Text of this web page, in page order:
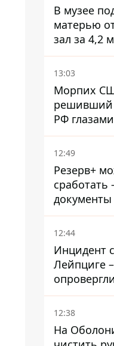
В музее
матерью
зал за 4,2
13:03
Морпих
решивший
РФ
при
его пытали
12:49
Резерв+
сработать
попасть в
12:44
Инцидент
Лейпциге
оружие и
12:38
На